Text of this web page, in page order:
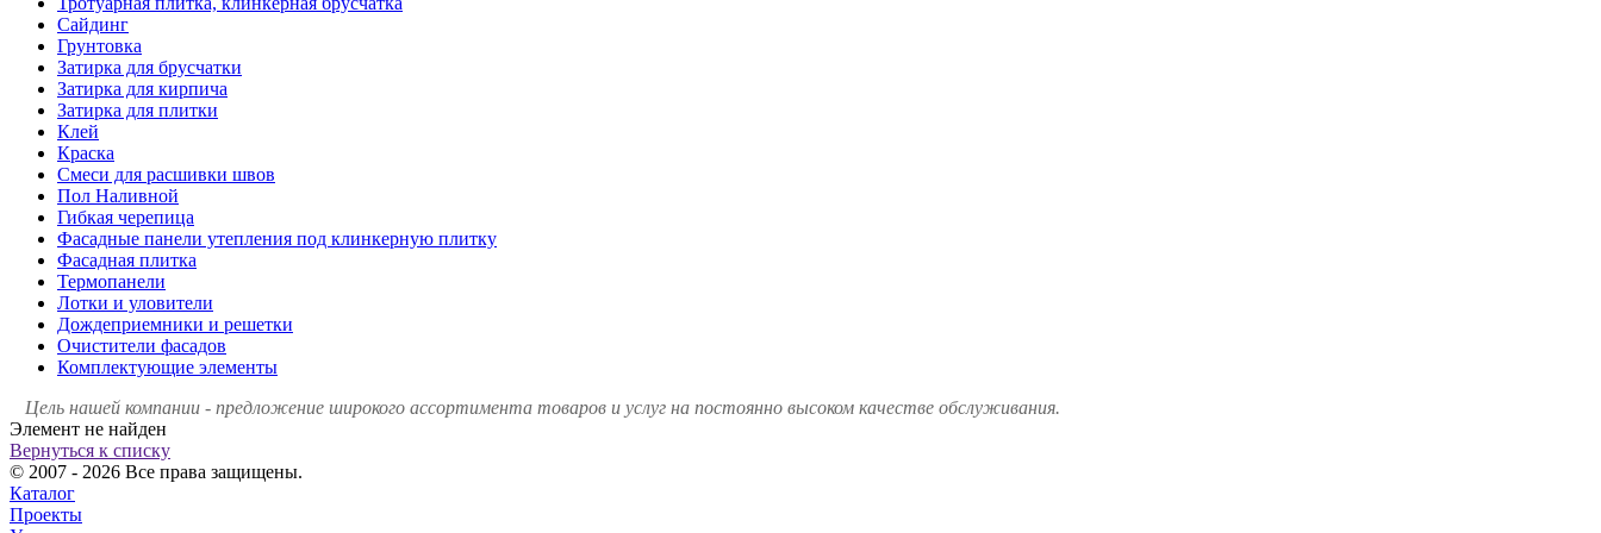
Сайдинг
Грунтовка
Затирка для брусчатки
Затирка для кирпича
Затирка для плитки
Клей
Краска
Смеси для расшивки швов
Пол Наливной
Гибкая черепица
Фасадные панели утепления под клинкерную плитку
Фасадная плитка
Термопанели
Лотки и уловители
Дождеприемники и решетки
Очистители фасадов
Комплектующие элементы
Цель нашей компании - предложение широкого ассортимента товаров и услуг на постоянно высоком качестве обслуживания.
Элемент не найден
Вернуться к списку
© 2007 - 2026 Все права защищены.
Каталог
Проекты